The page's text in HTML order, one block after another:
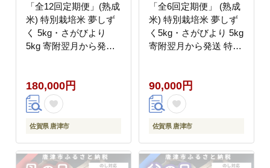
「全12回定期便」(熟成
米) 特別栽培米 夢しず
く 5kg・さがびより
5kg 寄附翌月から発送
180,000円
佐賀県 唐津市
「全6回定期便」 (熟成
米) 特別栽培米 夢しず
く5kg・さがびより 5kg
寄附翌月から発送 特A
90,000円
佐賀県 唐津市